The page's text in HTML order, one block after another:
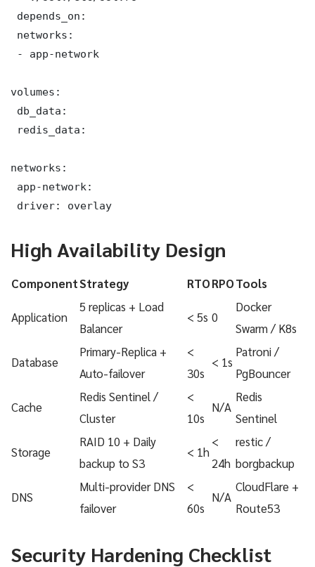
depends_on:
networks:
- app-network
volumes:
db_data:
redis_data:
networks:
app-network:
driver: overlay
High Availability Design
ComponentStrategy RTORPOTools
Application
5 replicas + Load
Balancer
< 5s 0
Docker
Swarm / K8s
Database
Primary-Replica +
Auto-failover
<
30s
< 1s
Patroni /
PgBouncer
Cache
Redis Sentinel /
Cluster
<
10s
N/A
Redis
Sentinel
Storage
RAID 10 + Daily
backup to S3
< 1h
<
24h
restic /
borgbackup
DNS
Multi-provider DNS
failover
<
60s
N/A
CloudFlare +
Route53
Security Hardening Checklist